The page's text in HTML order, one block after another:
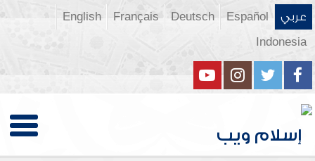
عربي Español
Deutsch
Français
English
Indonesia